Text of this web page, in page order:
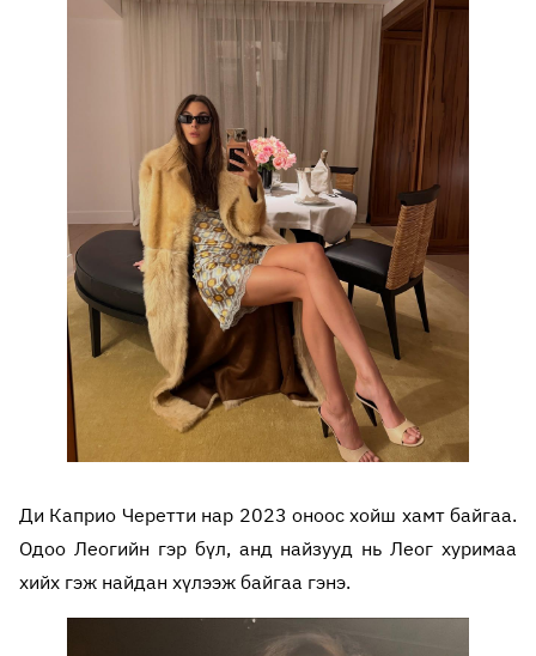
Ди Каприо Черетти нар 2023 оноос хойш хамт байгаа.
Одоо Леогийн гэр бүл, анд найзууд нь Леог хуримаа
хийх гэж найдан хүлээж байгаа гэнэ.